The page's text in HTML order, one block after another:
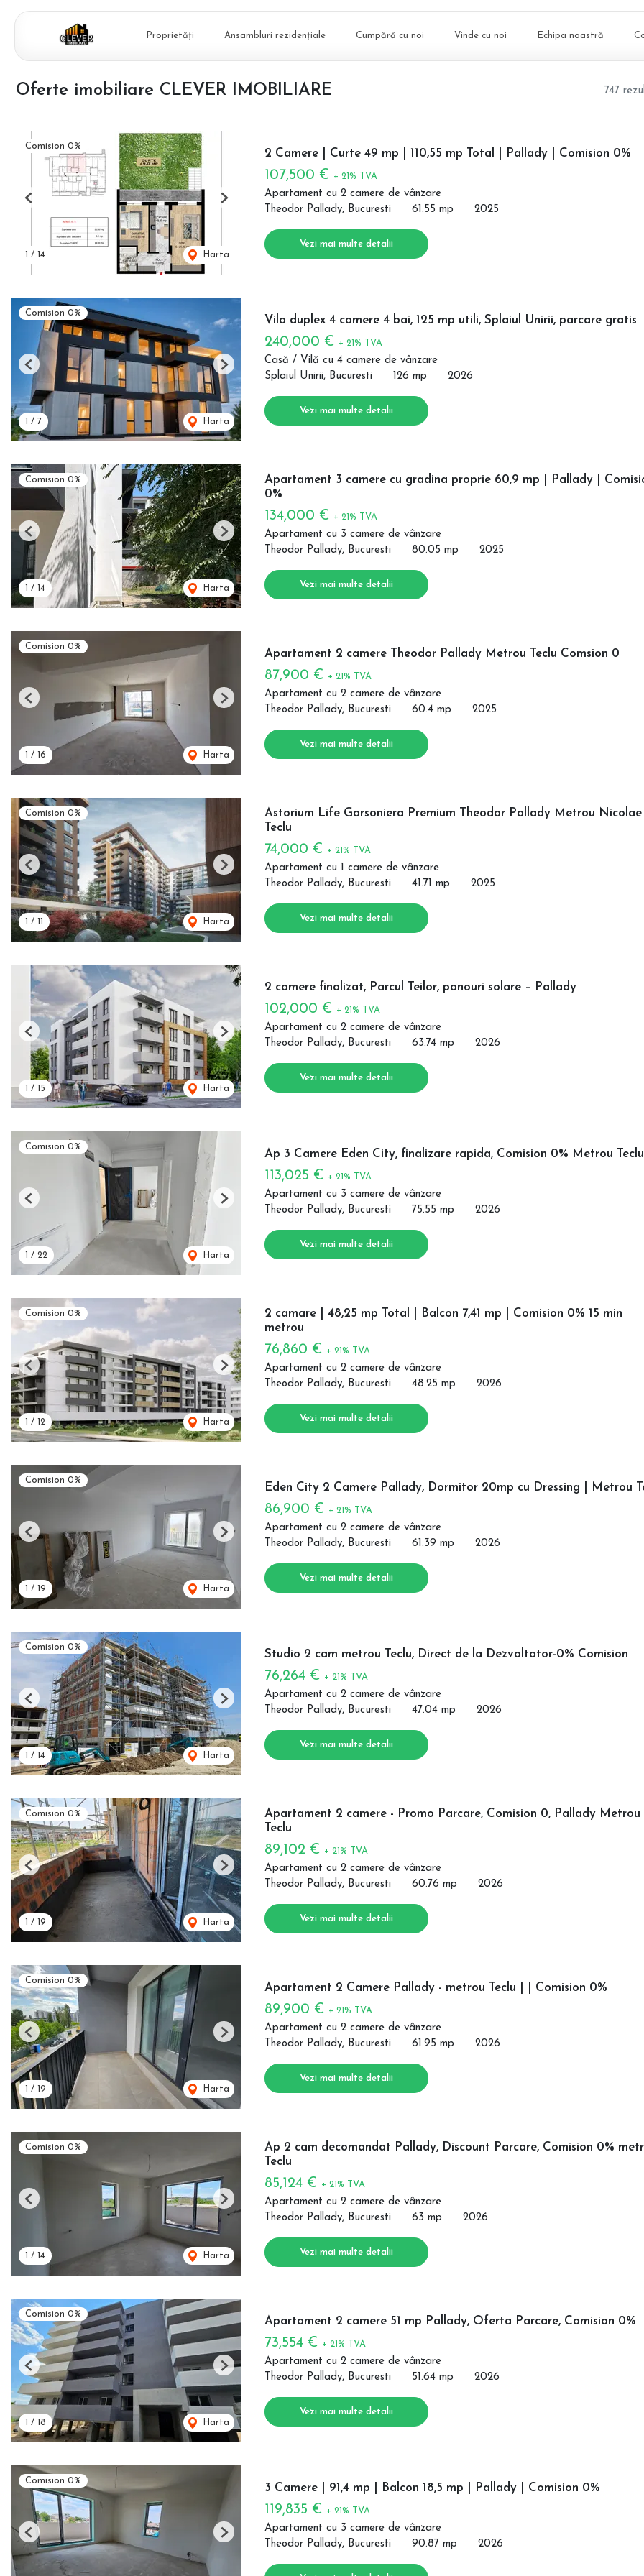
Proprietăți Ansambluri rezidențiale Cumpără cu noi Vinde cu noi Echipa noastră
747
Oferte imobiliare CLEVER IMOBILIARE
Comision 0%
1 / 14 Harta
Previous Next
2 Camere | Curte 49 mp | 110,55 mp Total | Pallady | Comision 0%
107,500 € + 21% TVA
Apartament cu 2 camere de vânzare
Theodor Pallady, Bucuresti
61.55 mp 2025
Vezi mai multe detalii
Comision 0%
1 / 7 Harta
Previous Next
Vila duplex 4 camere 4 bai, 125 mp utili, Splaiul Unirii, parcare gratis
240,000 € + 21% TVA
Casă / Vilă cu 4 camere de vânzare
Splaiul Unirii, Bucuresti
126 mp 2026
Vezi mai multe detalii
Comision 0%
1 / 14 Harta
Previous Next
Apartament 3 camere cu gradina proprie 60,9 mp | Pallady |
0%
134,000 € + 21% TVA
Apartament cu 3 camere de vânzare
Theodor Pallady, Bucuresti
80.05 mp 2025
Vezi mai multe detalii
Comision 0%
1 / 16 Harta
Previous Next
Apartament 2 camere Theodor Pallady Metrou Teclu Comsion 0
87,900 € + 21% TVA
Apartament cu 2 camere de vânzare
Theodor Pallady, Bucuresti
60.4 mp 2025
Vezi mai multe detalii
Comision 0%
1 / 11 Harta
Previous Next
Astorium Life Garsoniera Premium Theodor Pallady Metrou Nicolae
Teclu
74,000 € + 21% TVA
Apartament cu 1 camere de vânzare
Theodor Pallady, Bucuresti
41.71 mp 2025
Vezi mai multe detalii
1 / 15 Harta
Previous Next
2 camere finalizat, Parcul Teilor, panouri solare – Pallady
102,000 € + 21% TVA
Apartament cu 2 camere de vânzare
Theodor Pallady, Bucuresti
63.74 mp 2026
Vezi mai multe detalii
Comision 0%
1 / 22 Harta
Previous Next
Ap 3 Camere Eden City, finalizare rapida, Comision 0% Metrou Teclu
113,025 € + 21% TVA
Apartament cu 3 camere de vânzare
Theodor Pallady, Bucuresti
75.55 mp 2026
Vezi mai multe detalii
Comision 0%
1 / 12 Harta
Previous Next
2 camare | 48,25 mp Total | Balcon 7,41 mp | Comision 0% 15 min
metrou
76,860 € + 21% TVA
Apartament cu 2 camere de vânzare
Theodor Pallady, Bucuresti
48.25 mp 2026
Vezi mai multe detalii
Comision 0%
1 / 19 Harta
Previous Next
Eden City 2 Camere Pallady, Dormitor 20mp cu Dressing | Metrou
86,900 € + 21% TVA
Apartament cu 2 camere de vânzare
Theodor Pallady, Bucuresti
61.39 mp 2026
Vezi mai multe detalii
Comision 0%
1 / 14 Harta
Previous Next
Studio 2 cam metrou Teclu, Direct de la Dezvoltator-0% Comision
76,264 € + 21% TVA
Apartament cu 2 camere de vânzare
Theodor Pallady, Bucuresti
47.04 mp 2026
Vezi mai multe detalii
Comision 0%
1 / 19 Harta
Previous Next
Apartament 2 camere - Promo Parcare, Comision 0, Pallady Metrou
Teclu
89,102 € + 21% TVA
Apartament cu 2 camere de vânzare
Theodor Pallady, Bucuresti
60.76 mp 2026
Vezi mai multe detalii
Comision 0%
1 / 19 Harta
Previous Next
Apartament 2 Camere Pallady - metrou Teclu | | Comision 0%
89,900 € + 21% TVA
Apartament cu 2 camere de vânzare
Theodor Pallady, Bucuresti
61.95 mp 2026
Vezi mai multe detalii
Comision 0%
1 / 14 Harta
Previous Next
Ap 2 cam decomandat Pallady, Discount Parcare, Comision 0%
Teclu
85,124 € + 21% TVA
Apartament cu 2 camere de vânzare
Theodor Pallady, Bucuresti
63 mp 2026
Vezi mai multe detalii
Comision 0%
1 / 18 Harta
Previous Next
Apartament 2 camere 51 mp Pallady, Oferta Parcare, Comision 0%
73,554 € + 21% TVA
Apartament cu 2 camere de vânzare
Theodor Pallady, Bucuresti
51.64 mp 2026
Vezi mai multe detalii
Comision 0%
Previous Next
3 Camere | 91,4 mp | Balcon 18,5 mp | Pallady | Comision 0%
119,835 € + 21% TVA
Apartament cu 3 camere de vânzare
Theodor Pallady, Bucuresti
90.87 mp 2026